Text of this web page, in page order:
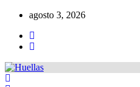
contenido
agosto 3, 2026